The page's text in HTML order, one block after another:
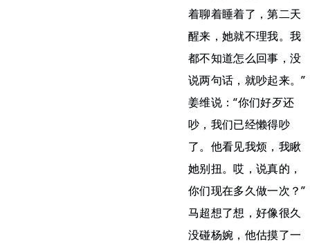
着聊着睡着了，第二天
醒来，她就不理我。我
都不知道怎么回事，没
说两句话，就吵起来。”
姜维说：“你们好歹还
吵，我们已经懒得吵
了。他看见我烦，我瞅
她别扭。哎，说真的，
你们现在多久做一次？”
马超想了想，好像很久
没碰杨婉，他估摸了一